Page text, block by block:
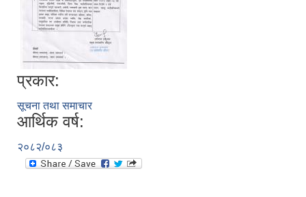
प्रकार:
सूचना तथा समाचार
आर्थिक वर्ष:
२०८२/०८३